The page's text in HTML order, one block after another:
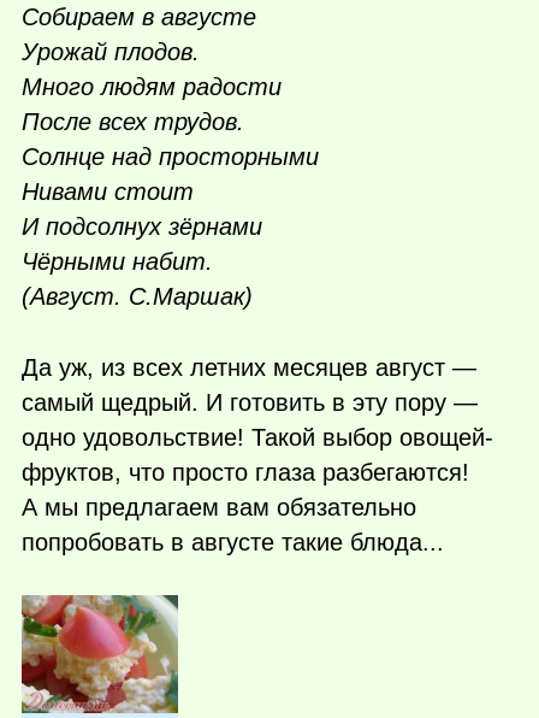
Собираем в августе
Урожай плодов.
Много людям радости
После всех трудов.
Солнце над просторными
Нивами стоит
И подсолнух зёрнами
Чёрными набит.
(Август. С.Маршак)
Да уж, из всех летних месяцев август —
самый щедрый. И готовить в эту пору —
одно удовольствие! Такой выбор овощей-
фруктов, что просто глаза разбегаются!
А мы предлагаем вам обязательно
попробовать в августе такие блюда...